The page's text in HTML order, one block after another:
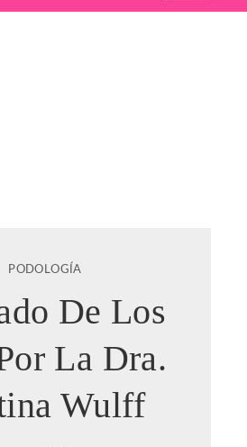
PODOLOGÍA
De Los
La Dra.
Wulff